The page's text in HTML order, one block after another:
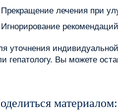
Прекращение лечения при
Игнорирование
уточнения
гепатологу. Вы можете
материалом: